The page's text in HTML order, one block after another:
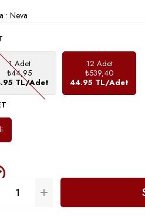
: Neva
1 Adet
₺44,95
TL/Adet
12 Adet
₺539,40
44.95 TL/Adet